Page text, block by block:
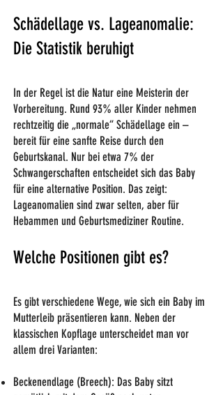
Schädellage vs. Lageanomalie:
Die Statistik beruhigt
In der Regel ist die Natur eine Meisterin der
Vorbereitung. Rund 93% aller Kinder nehmen
rechtzeitig die „normale“ Schädellage ein –
bereit für eine sanfte Reise durch den
Geburtskanal. Nur bei etwa 7% der
Schwangerschaften entscheidet sich das Baby
für eine alternative Position. Das zeigt:
Lageanomalien sind zwar selten, aber für
Hebammen und Geburtsmediziner Routine.
Welche Positionen gibt es?
Es gibt verschiedene Wege, wie sich ein Baby im
Mutterleib präsentieren kann. Neben der
klassischen Kopflage unterscheidet man vor
allem drei Varianten:
Beckenendlage (Breech): Das Baby sitzt